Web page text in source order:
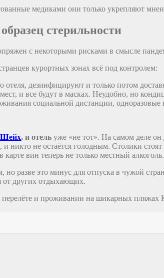
медиками они только укрепляют
образец стерильности
с некоторыми рисками в смысле
курортных зонах всё под контролем:
отеля, дезинфицируют и только потом
и все будут в масках. Неудобно, но
социальной дистанции,
, и отель уже «не тот». На самом деле он
и никто не остаётся голодным. Столики
вин теперь не только местный алкоголь.
но разве это минус для отпуска в чужой
от других отдыхающих.
перелёте и проживании на шикарных